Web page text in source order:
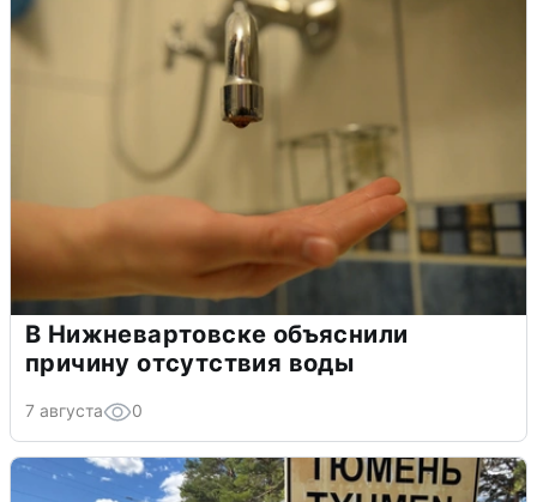
В Нижневартовске объяснили
причину отсутствия воды
7 августа 0